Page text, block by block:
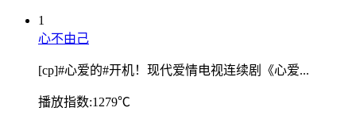
1
心不由己
[cp]#心爱的#开机！现代爱情电视连续剧《心爱...
播放指数:1279℃